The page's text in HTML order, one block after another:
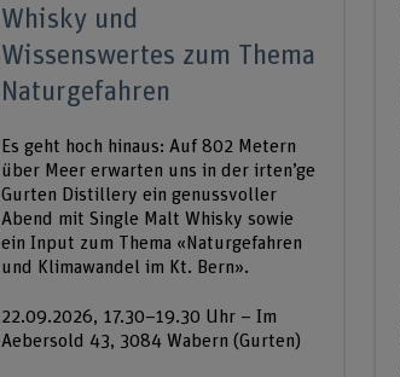
Whisky und
Wissenswertes zum Thema
Naturgefahren
Es geht hoch hinaus: Auf 802 Metern
über Meer erwarten uns in der irten’ge
Gurten Distillery ein genussvoller
Abend mit Single Malt Whisky sowie
ein Input zum Thema «Naturgefahren
und Klimawandel im Kt. Bern».
22.09.2026, 17.30–19.30 Uhr – Im
Aebersold 43, 3084 Wabern (Gurten)